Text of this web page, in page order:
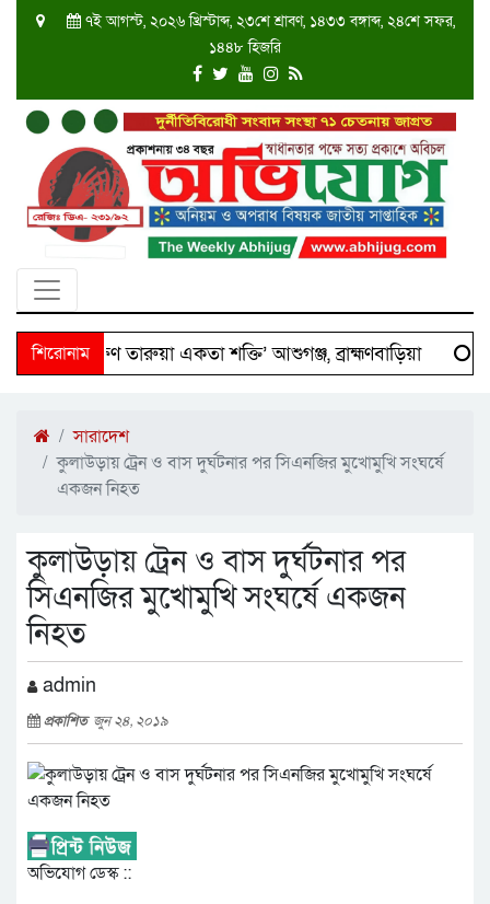
৭ই আগস্ট, ২০২৬ খ্রিস্টাব্দ, ২৩শে শ্রাবণ, ১৪৩৩ বঙ্গাব্দ, ২৪শে সফর,
১৪৪৮ হিজরি
শিরোনাম
‘দক্ষিণ তারুয়া একতা শক্তি’ আশুগঞ্জ, ব্রাহ্মণবাড়িয়া
সারাদেশ
কুলাউড়ায় ট্রেন ও বাস দুর্ঘটনার পর সিএনজির মুখোমুখি সংঘর্ষে
একজন নিহত
কুলাউড়ায় ট্রেন ও বাস দুর্ঘটনার পর
সিএনজির মুখোমুখি সংঘর্ষে একজন
নিহত
admin
প্রকাশিত জুন ২৪, ২০১৯
অভিযোগ ডেস্ক ::